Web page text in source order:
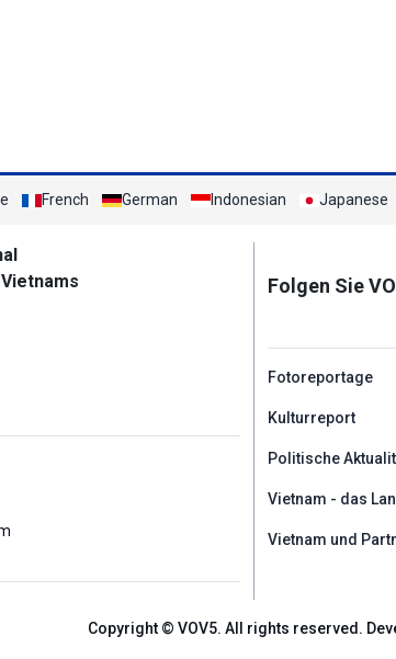
French German Indonesian Japanese
Folgen Sie
menu
Fotoreportage
Kulturreport
Politische
Vietnam - das
Vietnam und
Copyright © VOV5. All rights reserved.